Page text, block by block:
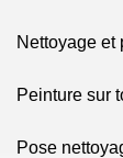
Nettoyage et
Peinture sur
Pose